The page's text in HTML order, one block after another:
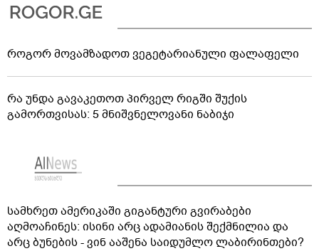
როგორ მოვამზადოთ ვეგეტარიანული ფალაფელი
რა უნდა გავაკეთოთ პირველ რიგში შუქის
გამორთვისას: 5 მნიშვნელოვანი ნაბიჯი
სამხრეთ ამერიკაში გიგანტური გვირაბები
აღმოაჩინეს: ისინი არც ადამიანის შექმნილია და
არც ბუნების - ვინ ააშენა საიდუმლო ლაბირინთები?